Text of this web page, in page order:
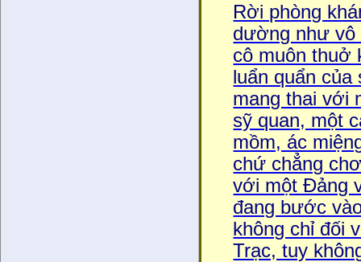
Rời phòng
dường như vô
cô muôn thuở
luẩn quẩn
mang thai với
sỹ quan, một
mồm, ác
chứ chẳng
với một Đảng
đang bước
không chỉ đối
Trạc, tuy